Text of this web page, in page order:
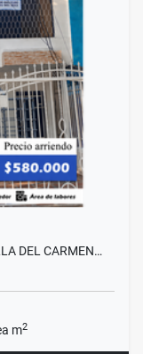
DEL CARMEN…
m2